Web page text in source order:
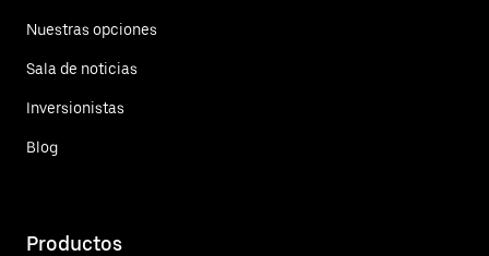
Nuestras opciones
Sala de noticias
Inversionistas
Blog
Productos